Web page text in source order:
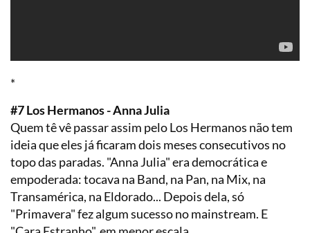
*
#7 Los Hermanos - Anna Julia
Quem tê vê passar assim pelo Los Hermanos não tem
ideia que eles já ficaram dois meses consecutivos no
topo das paradas. "Anna Julia" era democrática e
empoderada: tocava na Band, na Pan, na Mix, na
Transamérica, na Eldorado... Depois dela, só
"Primavera" fez algum sucesso no mainstream. E